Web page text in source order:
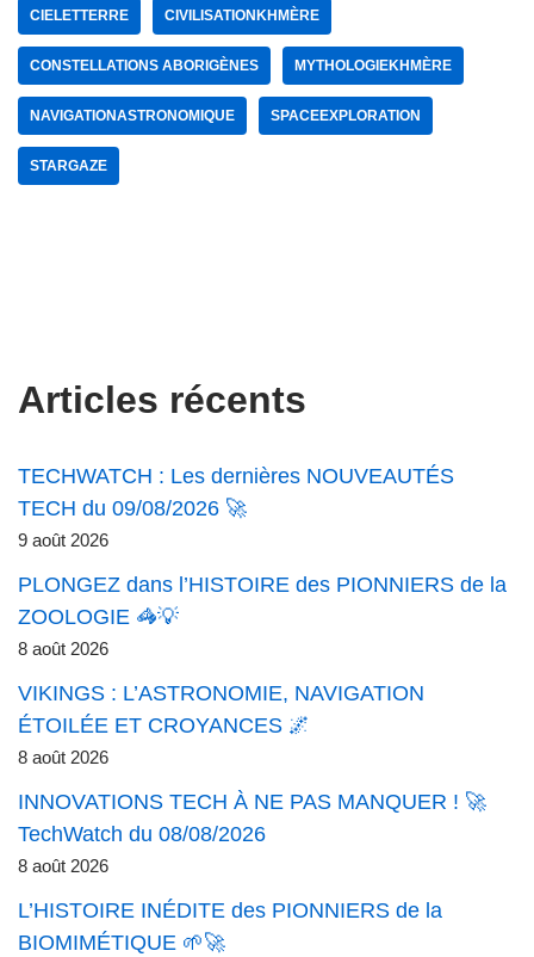
CIELETTERRE CIVILISATIONKHMÈRE
CONSTELLATIONS ABORIGÈNES MYTHOLOGIEKHMÈRE
NAVIGATIONASTRONOMIQUE SPACEEXPLORATION
STARGAZE
Articles récents
TECHWATCH : Les dernières NOUVEAUTÉS
TECH du 09/08/2026 🚀
9 août 2026
PLONGEZ dans l’HISTOIRE des PIONNIERS de la
ZOOLOGIE 🦓💡
8 août 2026
VIKINGS : L’ASTRONOMIE, NAVIGATION
ÉTOILÉE ET CROYANCES 🌌
8 août 2026
INNOVATIONS TECH À NE PAS MANQUER ! 🚀
TechWatch du 08/08/2026
8 août 2026
L’HISTOIRE INÉDITE des PIONNIERS de la
BIOMIMÉTIQUE 🌱🚀